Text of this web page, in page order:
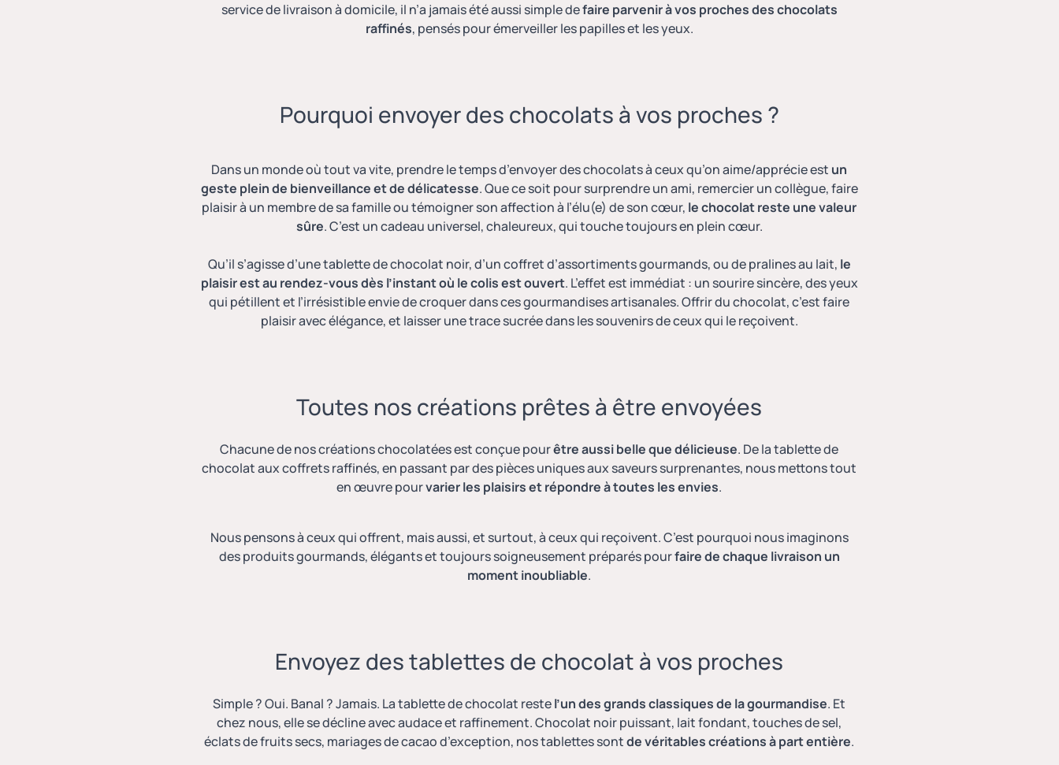
service de livraison à domicile, il n’a jamais été aussi simple defaire parvenir à vos proches des chocolats
raffinés, pensés pour émerveiller les papilles et les yeux.
Pourquoi envoyer des chocolats à vos proches ?
Dans un monde où tout va vite, prendre le temps d’envoyer des chocolats à ceux qu’on aime/apprécie est un
geste plein de bienveillance et de délicatesse. Que ce soit pour surprendre un ami, remercier un collègue, faire
plaisir à un membre de sa famille ou témoigner son affection à l’élu(e) de son cœur, le chocolat reste une valeur
sûre. C’est un cadeau universel, chaleureux, qui touche toujours en plein cœur.
Qu’il s’agisse d’une tablette de chocolat noir, d’un coffret d’assortiments gourmands, ou de pralines au lait, le
plaisir est au rendez-vous dès l’instant où le colis est ouvert. L’effet est immédiat : un sourire sincère, des yeux
qui pétillent et l’irrésistible envie de croquer dans ces gourmandises artisanales. Offrir du chocolat, c’est faire
plaisir avec élégance, et laisser une trace sucrée dans les souvenirs de ceux qui le reçoivent.
Toutes nos créations prêtes à être envoyées
Chacune de nos créations chocolatées est conçue pourêtre aussi belle que délicieuse. De la tablette de
chocolat aux coffrets raffinés, en passant par des pièces uniques aux saveurs surprenantes, nous mettons tout
en œuvre pourvarier les plaisirs et répondre à toutes les envies.
Nous pensons à ceux qui offrent, mais aussi, et surtout, à ceux qui reçoivent. C’est pourquoi nous imaginons
des produits gourmands, élégants et toujours soigneusement préparés pourfaire de chaque livraison un
moment inoubliable.
Envoyez des tablettes de chocolat à vos proches
Simple ? Oui. Banal ? Jamais. La tablette de chocolat restel’un des grands classiques de la gourmandise. Et
chez nous, elle se décline avec audace et raffinement. Chocolat noir puissant, lait fondant, touches de sel,
éclats de fruits secs, mariages de cacao d’exception, nos tablettes sontde véritables créations à part entière.